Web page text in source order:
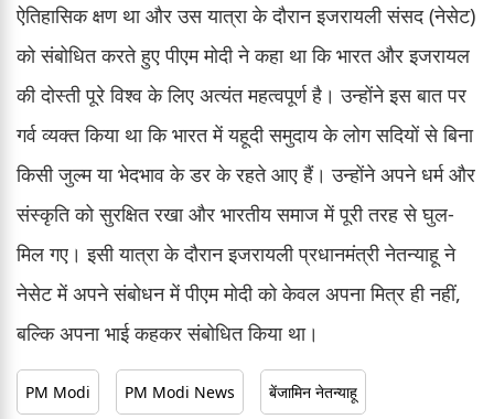
ऐतिहासिक क्षण था और उस यात्रा के दौरान इजरायली संसद (नेसेट)
को संबोधित करते हुए पीएम मोदी ने कहा था कि भारत और इजरायल
की दोस्ती पूरे विश्व के लिए अत्यंत महत्वपूर्ण है। उन्होंने इस बात पर
गर्व व्यक्त किया था कि भारत में यहूदी समुदाय के लोग सदियों से बिना
किसी जुल्म या भेदभाव के डर के रहते आए हैं। उन्होंने अपने धर्म और
संस्कृति को सुरक्षित रखा और भारतीय समाज में पूरी तरह से घुल-
मिल गए। इसी यात्रा के दौरान इजरायली प्रधानमंत्री नेतन्याहू ने
नेसेट में अपने संबोधन में पीएम मोदी को केवल अपना मित्र ही नहीं,
बल्कि अपना भाई कहकर संबोधित किया था।
PM Modi PM Modi News बेंजामिन नेतन्याहू